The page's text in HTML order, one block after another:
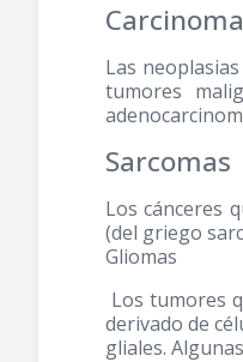
Las
tumores
Sarcomas
Los cánceres
(del griego
Gliomas
Los tumores
derivado de
gliales.